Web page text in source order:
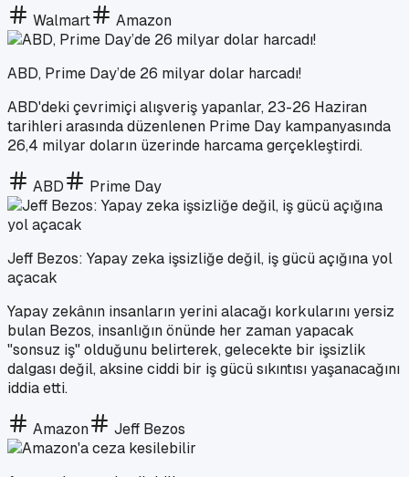
Walmart Amazon
ABD, Prime Day’de 26 milyar dolar harcadı!
ABD'deki çevrimiçi alışveriş yapanlar, 23-26 Haziran
tarihleri arasında düzenlenen Prime Day kampanyasında
26,4 milyar doların üzerinde harcama gerçekleştirdi.
ABD Prime Day
Jeff Bezos: Yapay zeka işsizliğe değil, iş gücü açığına yol
açacak
Yapay zekânın insanların yerini alacağı korkularını yersiz
bulan Bezos, insanlığın önünde her zaman yapacak
"sonsuz iş" olduğunu belirterek, gelecekte bir işsizlik
dalgası değil, aksine ciddi bir iş gücü sıkıntısı yaşanacağını
iddia etti.
Amazon Jeff Bezos